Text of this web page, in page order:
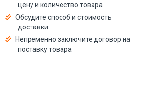
цену и количество товара
Обсудите способ и стоимость
доставки
Непременно заключите договор на
поставку товара